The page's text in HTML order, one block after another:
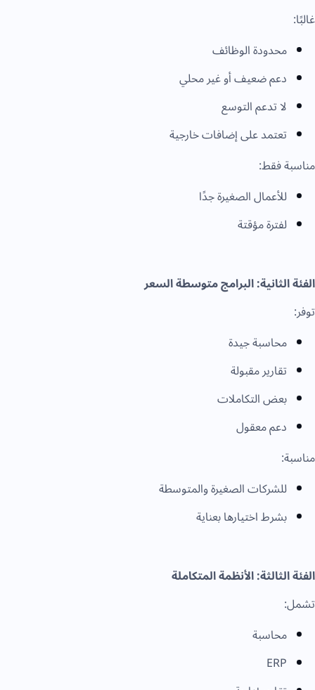
غالبًا:
محدودة الوظائف
دعم ضعيف أو غير محلي
لا تدعم التوسع
تعتمد على إضافات خارجية
مناسبة فقط:
للأعمال الصغيرة جدًا
لفترة مؤقتة
الفئة الثانية: البرامج متوسطة السعر
توفر:
محاسبة جيدة
تقارير مقبولة
بعض التكاملات
دعم معقول
مناسبة:
للشركات الصغيرة والمتوسطة
بشرط اختيارها بعناية
الفئة الثالثة: الأنظمة المتكاملة
تشمل:
محاسبة
ERP